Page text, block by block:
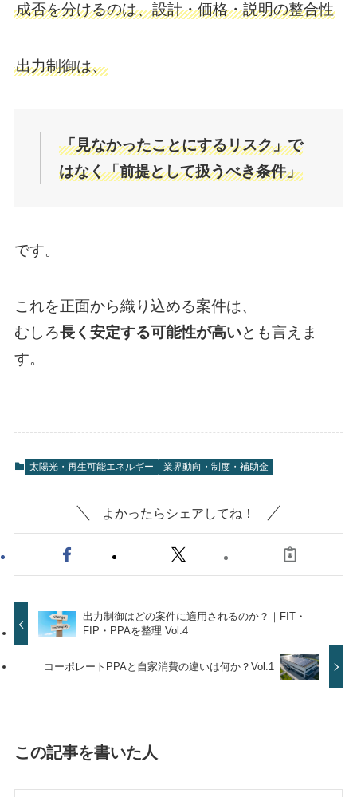
成否を分けるのは、設計・価格・説明の整合性
出力制御は、
「見なかったことにするリスク」で
はなく「前提として扱うべき条件」
です。
これを正面から織り込める案件は、
むしろ長く安定する可能性が高いとも言えま
す。
太陽光・再生可能エネルギー 業界動向・制度・補助金
よかったらシェアしてね！
出力制御はどの案件に適用されるのか？｜FIT・
FIP・PPAを整理 Vol.4
コーポレートPPAと自家消費の違いは何か？Vol.1
この記事を書いた人